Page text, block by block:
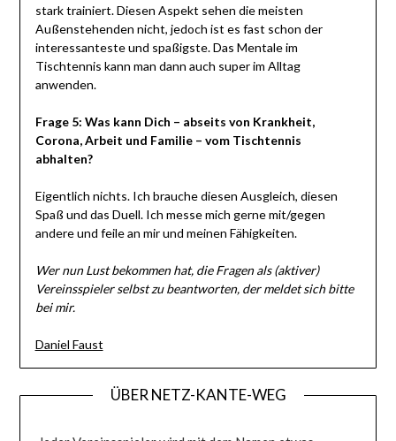
stark trainiert. Diesen Aspekt sehen die meisten
Außenstehenden nicht, jedoch ist es fast schon der
interessanteste und spaßigste. Das Mentale im
Tischtennis kann man dann auch super im Alltag
anwenden.
Frage 5: Was kann Dich – abseits von Krankheit,
Corona, Arbeit und Familie – vom Tischtennis
abhalten?
Eigentlich nichts. Ich brauche diesen Ausgleich, diesen
Spaß und das Duell. Ich messe mich gerne mit/gegen
andere und feile an mir und meinen Fähigkeiten.
Wer nun Lust bekommen hat, die Fragen als (aktiver)
Vereinsspieler selbst zu beantworten, der meldet sich bitte
bei mir.
Daniel Faust
ÜBER NETZ-KANTE-WEG